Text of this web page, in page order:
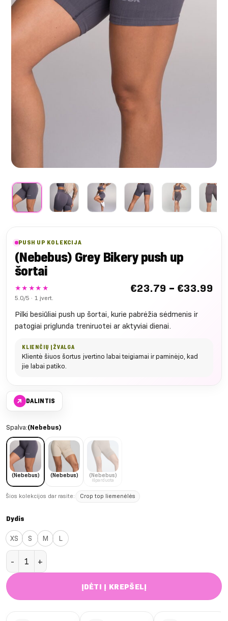
PUSH UP KOLEKCIJA
(Nebebus) Grey Bikery push up
šortai
★★★★★
5.0/5 · 1 įvert.
€23.79 – €33.99
Pilki besiūliai push up šortai, kurie pabrėžia sėdmenis ir
patogiai priglunda treniruotei ar aktyviai dienai.
KLIENČIŲ ĮŽVALGA
Klientė šiuos šortus įvertino labai teigiamai ir paminėjo, kad
jie labai patiko.
↗ DALINTIS
Spalva:(Nebebus)
(Nebebus) (Nebebus) (Nebebus)
Išparduota
Šios kolekcijos dar rasite: Crop top liemenėlės
Dydis
XS S M
L
produkto kiekis: (Nebebus) Grey Bikery push up šortai
ĮDĖTI Į KREPŠELĮ